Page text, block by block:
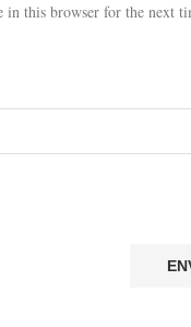
in this browser for the next